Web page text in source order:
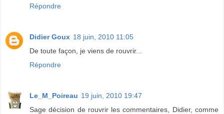
Répondre
Didier Goux 18 juin, 2010 11:05
De toute façon, je viens de rouvrir...
Répondre
Le_M_Poireau 19 juin, 2010 19:47
Sage décision de rouvrir les commentaires, Didier, comme